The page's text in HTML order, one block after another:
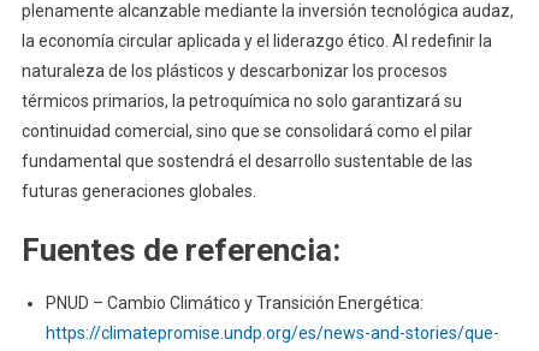
plenamente alcanzable mediante la inversión tecnológica audaz,
la economía circular aplicada y el liderazgo ético. Al redefinir la
naturaleza de los plásticos y descarbonizar los procesos
térmicos primarios, la petroquímica no solo garantizará su
continuidad comercial, sino que se consolidará como el pilar
fundamental que sostendrá el desarrollo sustentable de las
futuras generaciones globales.
Fuentes de referencia:
PNUD – Cambio Climático y Transición Energética:
https://climatepromise.undp.org/es/news-and-stories/que-